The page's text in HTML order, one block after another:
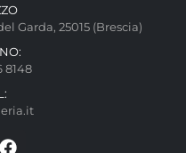
Garda, 25015 (Brescia)
8148